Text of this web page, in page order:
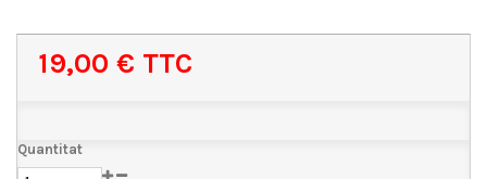
19,00 € TTC
Quantitat